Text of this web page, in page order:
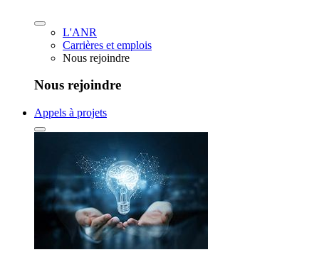
L'ANR
Carrières et emplois
Nous rejoindre
Nous rejoindre
Appels à projets